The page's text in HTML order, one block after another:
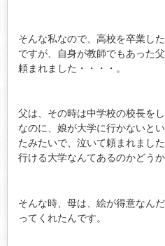
そんな私なので、高校を卒業し
ですが、自身が教師でもあった
頼まれました・・・・。
父は、その時は中学校の校長をし
なのに、娘が大学に行かないと
たみたいで、泣いて頼まれまし
行ける大学なんてあるのかどうか
そんな時、母は、絵が得意なん
ってくれたんです。